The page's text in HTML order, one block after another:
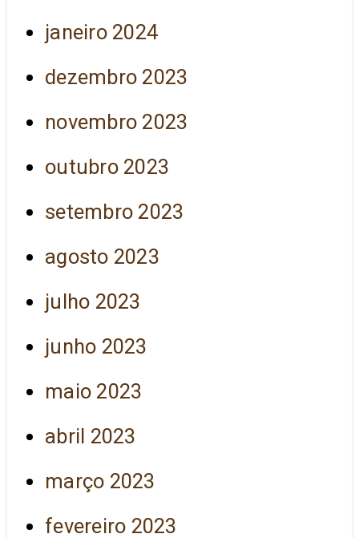
janeiro 2024
dezembro 2023
novembro 2023
outubro 2023
setembro 2023
agosto 2023
julho 2023
junho 2023
maio 2023
abril 2023
março 2023
fevereiro 2023